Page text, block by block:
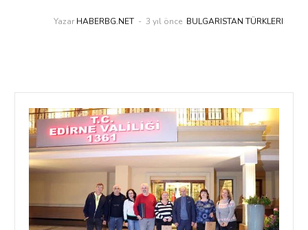
Yazar HABERBG.NET 3 yıl önce BULGARISTAN TÜRKLERI